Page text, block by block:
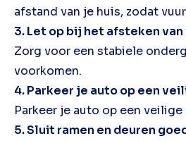
afstand van je huis, zodat
3. Let op bij het afsteken
Zorg voor een stabiele
voorkomen.
4. Parkeer je auto op een
Parkeer je auto op een
5. Sluit ramen en deuren